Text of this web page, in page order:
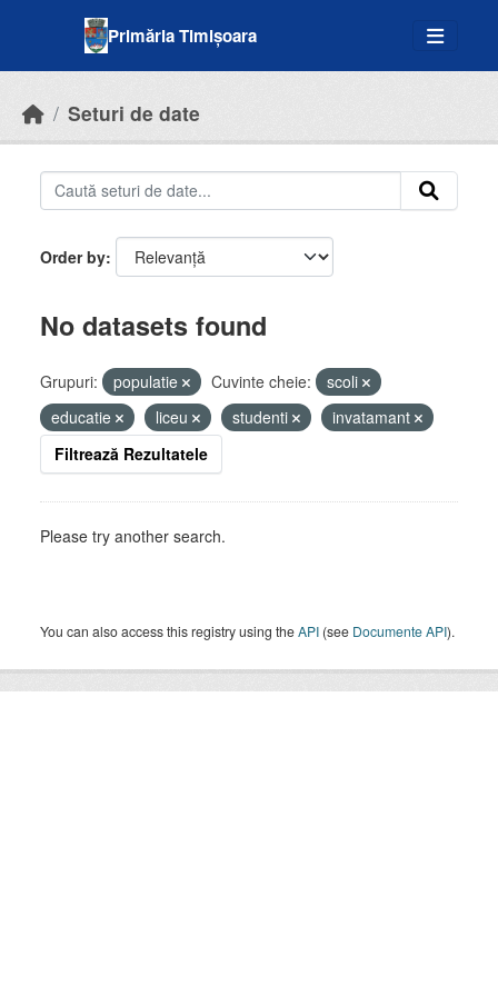
Primăria Timișoara
Seturi de date
Order by
No datasets found
Grupuri: populatie Cuvinte cheie:
scoli
educatie
liceu studenti
invatamant
Filtrează Rezultatele
Please try another search.
You can also access this registry using theAPI (see Documente API).